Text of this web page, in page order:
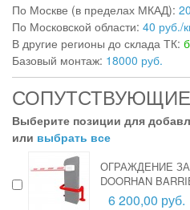
По Москве (в пределах МКАД):
По Московской области: 40 руб./
В другие регионы до склада ТК:
Базовый монтаж: 18000 руб.
Выберите позиции для
или выбрать все
ОГРАЖДЕНИЕ
DOORHAN
6 200,00 руб.